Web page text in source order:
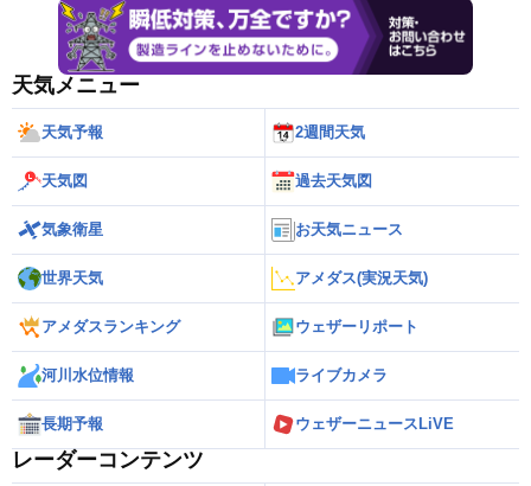
天気メニュー
天気予報 2週間天気
天気図 過去天気図
気象衛星 お天気ニュース
世界天気 アメダス(実況天気)
アメダスランキング ウェザーリポート
河川水位情報 ライブカメラ
長期予報 ウェザーニュースLiVE
レーダーコンテンツ